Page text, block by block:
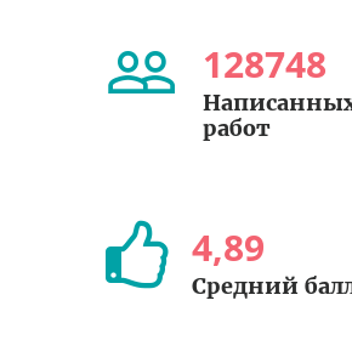
128748
работ
4,89
Средний